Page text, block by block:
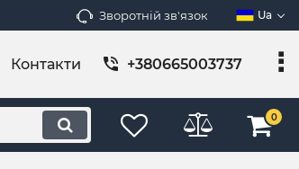
Зворотній зв'язок Ua
Контакти +380665003737
0